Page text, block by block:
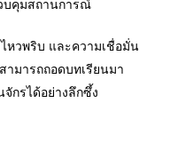
บคุมสถานการณ์
หวพริบ และความเชื่อมั่น
ามารถถอดบทเรียนมา
กรได้อย่างลึกซึ้ง